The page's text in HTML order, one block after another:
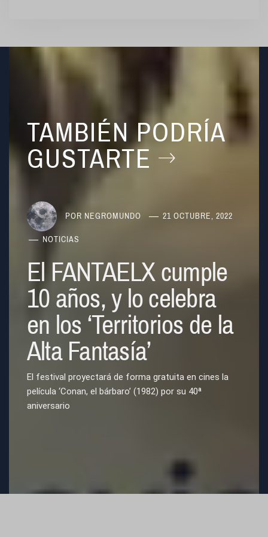
TAMBIÉN PODRÍA
GUSTARTE
POR NEGROMUNDO 21 OCTUBRE, 2022
NOTICIAS
El FANTAELX cumple
10 años, y lo celebra
en los ‘Territorios de la
Alta Fantasía’
El festival proyectará de forma gratuita en cines la
película ‘Conan, el bárbaro’ (1982) por su 40ª
aniversario